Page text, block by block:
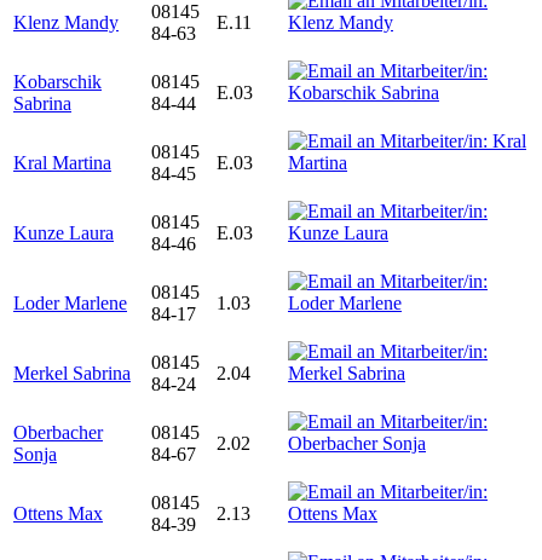
Klenz Mandy
08145
84-63
E.11
Kobarschik
Sabrina
08145
84-44
E.03
Kral Martina
08145
84-45
E.03
Kunze Laura
08145
84-46
E.03
Loder Marlene
08145
84-17
1.03
Merkel Sabrina
08145
84-24
2.04
Oberbacher
Sonja
08145
84-67
2.02
Ottens Max
08145
84-39
2.13